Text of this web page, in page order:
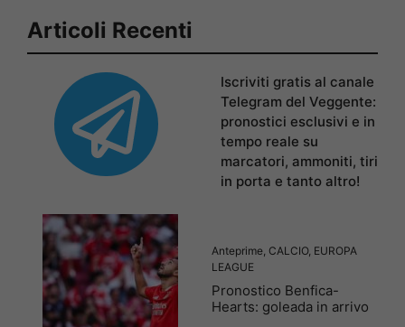
Articoli Recenti
Iscriviti gratis al canale
Telegram del Veggente:
pronostici esclusivi e in
tempo reale su
marcatori, ammoniti, tiri
in porta e tanto altro!
Anteprime, CALCIO, EUROPA
LEAGUE
Pronostico Benfica-
Hearts: goleada in arrivo